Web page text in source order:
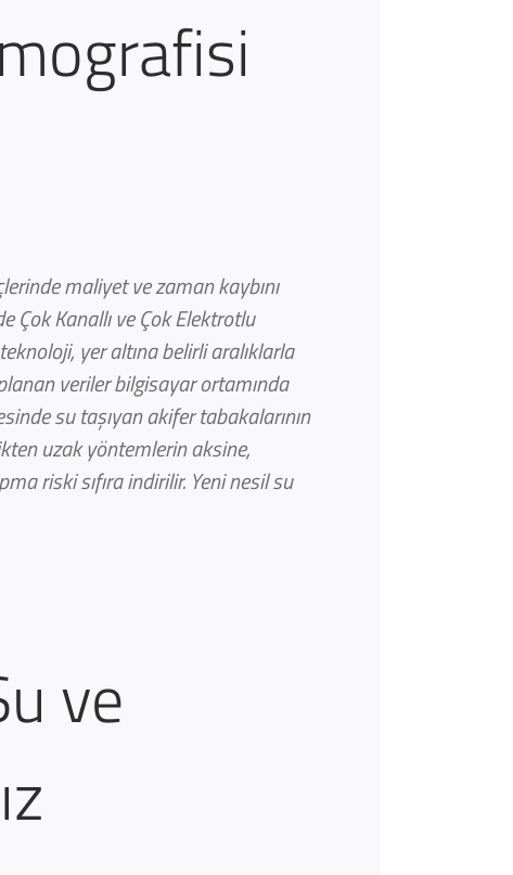
maliyet ve zaman kaybını
Kanallı ve Çok Elektrotlu
yer altına belirli aralıklarla
veriler bilgisayar ortamında
su taşıyan akifer tabakalarının
uzak yöntemlerin aksine,
riski sıfıra indirilir. Yeni nesil su
ve